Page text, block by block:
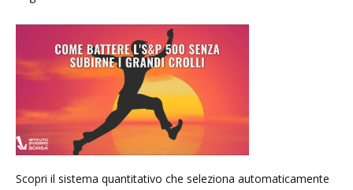
Scopri il sistema quantitativo che seleziona automaticamente